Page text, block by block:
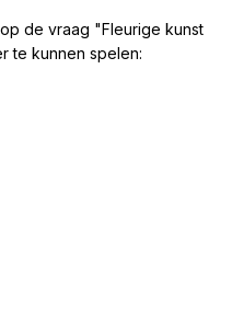
de vraag "Fleurige kunst
te kunnen spelen: